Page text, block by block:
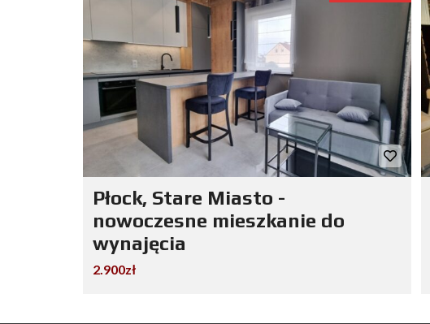
Płock, Stare Miasto -
nowoczesne mieszkanie do
wynajęcia
2.900zł